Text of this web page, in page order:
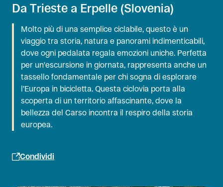
Da Trieste a Erpelle (Slovenia)
Molto più di una semplice ciclabile, questo è un
viaggio tra storia, natura e panorami indimenticabili,
dove ogni pedalata regala emozioni uniche. Perfetta
per un'escursione in giornata, rappresenta anche un
tassello fondamentale per chi sogna di esplorare
l’Europa in bicicletta. Questa ciclovia porta alla
scoperta di un territorio affascinante, dove la
bellezza del Carso incontra il respiro della storia
europea.
Condividi